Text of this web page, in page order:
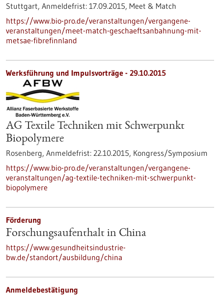
Stuttgart, Anmeldefrist: 17.09.2015, Meet & Match
https://www.bio-pro.de/veranstaltungen/vergangene-
veranstaltungen/meet-match-geschaeftsanbahnung-mit-
metsae-fibrefinnland
Werksführung und Impulsvorträge - 29.10.2015
AG Textile Techniken mit Schwerpunkt
Biopolymere
Rosenberg, Anmeldefrist: 22.10.2015, Kongress/Symposium
https://www.bio-pro.de/veranstaltungen/vergangene-
veranstaltungen/ag-textile-techniken-mit-schwerpunkt-
biopolymere
Förderung
Forschungsaufenthalt in China
https://www.gesundheitsindustrie-
bw.de/standort/ausbildung/china
Anmeldebestätigung